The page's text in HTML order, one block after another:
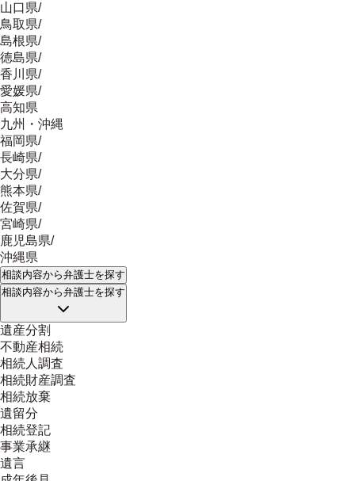
山口県/
鳥取県/
島根県/
徳島県/
香川県/
愛媛県/
高知県
九州・沖縄
福岡県/
長崎県/
大分県/
熊本県/
佐賀県/
宮崎県/
鹿児島県/
沖縄県
相談内容から弁護士を探す
相談内容から弁護士を探す
遺産分割
不動産相続
相続人調査
相続財産調査
相続放棄
遺留分
相続登記
事業承継
遺言